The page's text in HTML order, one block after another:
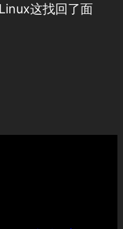
这找回了面